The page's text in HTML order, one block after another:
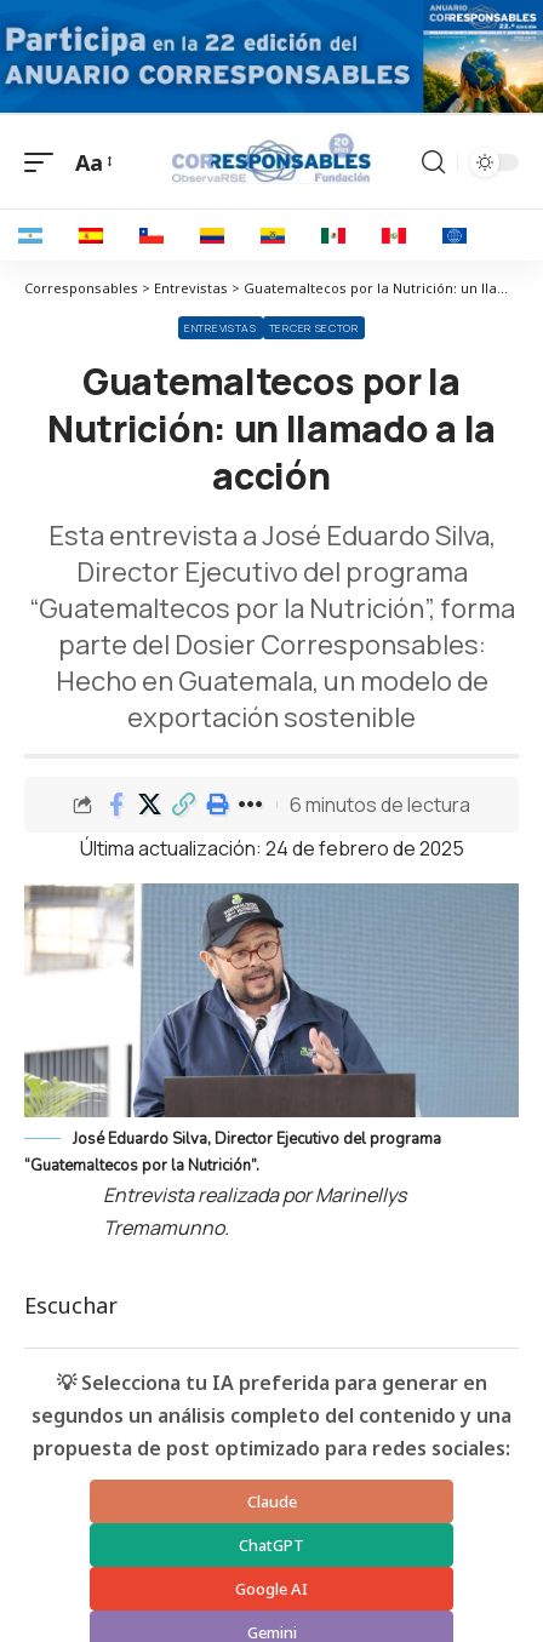
Aa
Corresponsables > Entrevistas > Guatemaltecos por la Nutrición: un llamado a la acción
ENTREVISTAS TERCER SECTOR
Guatemaltecos por la
Nutrición: un llamado a la
acción
Esta entrevista a José Eduardo Silva,
Director Ejecutivo del programa
“Guatemaltecos por la Nutrición”, forma
parte del Dosier Corresponsables:
Hecho en Guatemala, un modelo de
exportación sostenible
Última actualización: 24 de febrero de 2025
6 minutos de lectura
José Eduardo Silva, Director Ejecutivo del programa
“Guatemaltecos por la Nutrición”.
Entrevista realizada por Marinellys
Tremamunno.
Escuchar
💡 Selecciona tu IA preferida para generar en
segundos un análisis completo del contenido y una
propuesta de post optimizado para redes sociales:
Claude
ChatGPT
Google AI
Gemini